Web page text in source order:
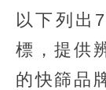
以下列出
標，提供
的快篩品